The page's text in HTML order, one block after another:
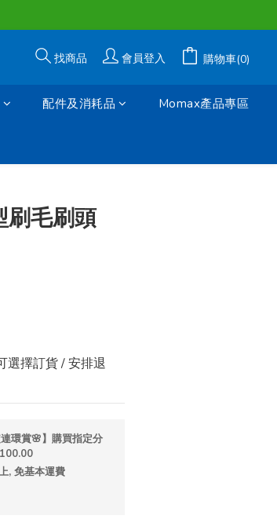
找商品 會員登入 購物車(0)
配件及消耗品 Momax產品專區
刷毛刷頭
選擇訂貨 / 安排退
環賞🌸】購買指定分
, 免基本運費